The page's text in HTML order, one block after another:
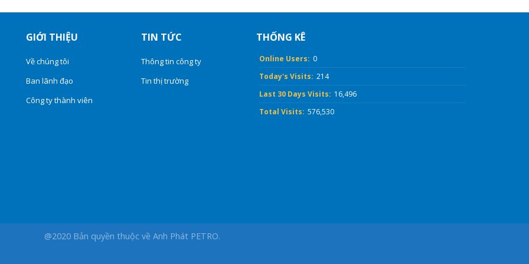
GIỚI THIỆU
Về chúng tôi
Ban lãnh đạo
Công ty thành viên
TIN TỨC
Thông tin công ty
Tin thị trường
THỐNG KÊ
Online Users: 0
Today's Visits: 214
Last 30 Days Visits: 16,496
Total Visits: 576,530
@2020 Bản quyền thuộc về Anh Phát PETRO.